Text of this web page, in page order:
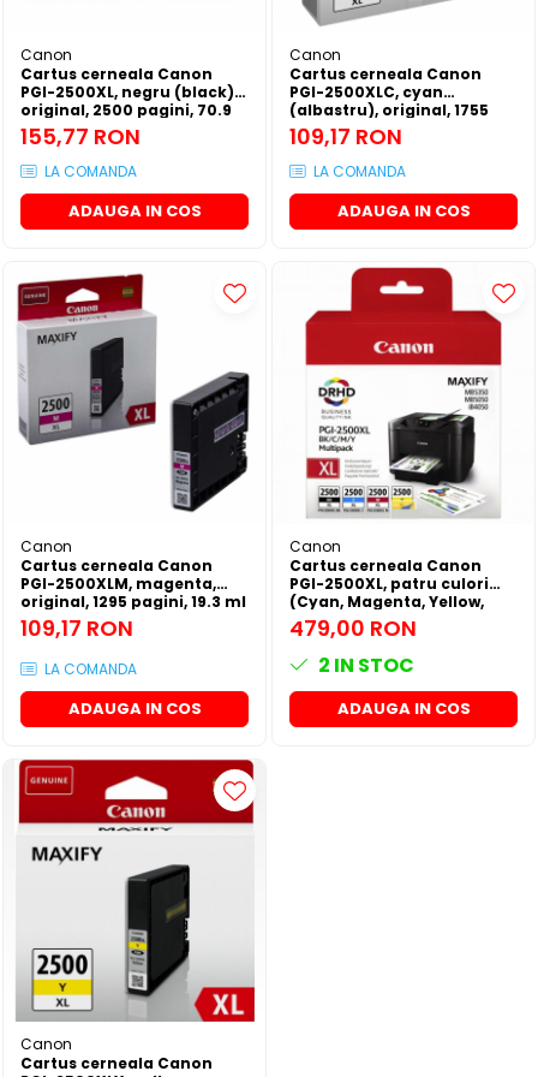
Hard disk-uri externe
Card reader
Placi captura
Adaptoare PCI / PCIe
Accesorii retelistica
PDU
Canon
Cartus cerneala Canon
PGI-2500XL, negru (black),
original, 2500 pagini, 70.9
ml
155,77 RON
LA COMANDA
ADAUGA IN COS
Canon
Cartus cerneala Canon
PGI-2500XLC, cyan
(albastru), original, 1755
pagini, 19.3 ml
109,17 RON
LA COMANDA
ADAUGA IN COS
Canon
Cartus cerneala Canon
PGI-2500XLM, magenta,
original, 1295 pagini, 19.3 ml
109,17 RON
LA COMANDA
ADAUGA IN COS
Canon
Cartus cerneala Canon
PGI-2500XL, patru culori
(Cyan, Magenta, Yellow,
Black), original, 2500
pagini, 70.9 ml.
479,00 RON
2 IN STOC
ADAUGA IN COS
Canon
Cartus cerneala Canon